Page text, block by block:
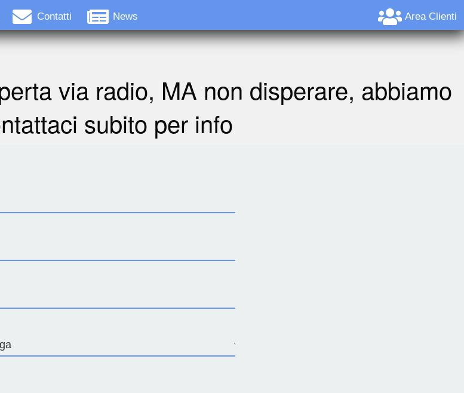
Contatti News Area Clienti
via radio, MA non disperare, abbiamo
subito per info